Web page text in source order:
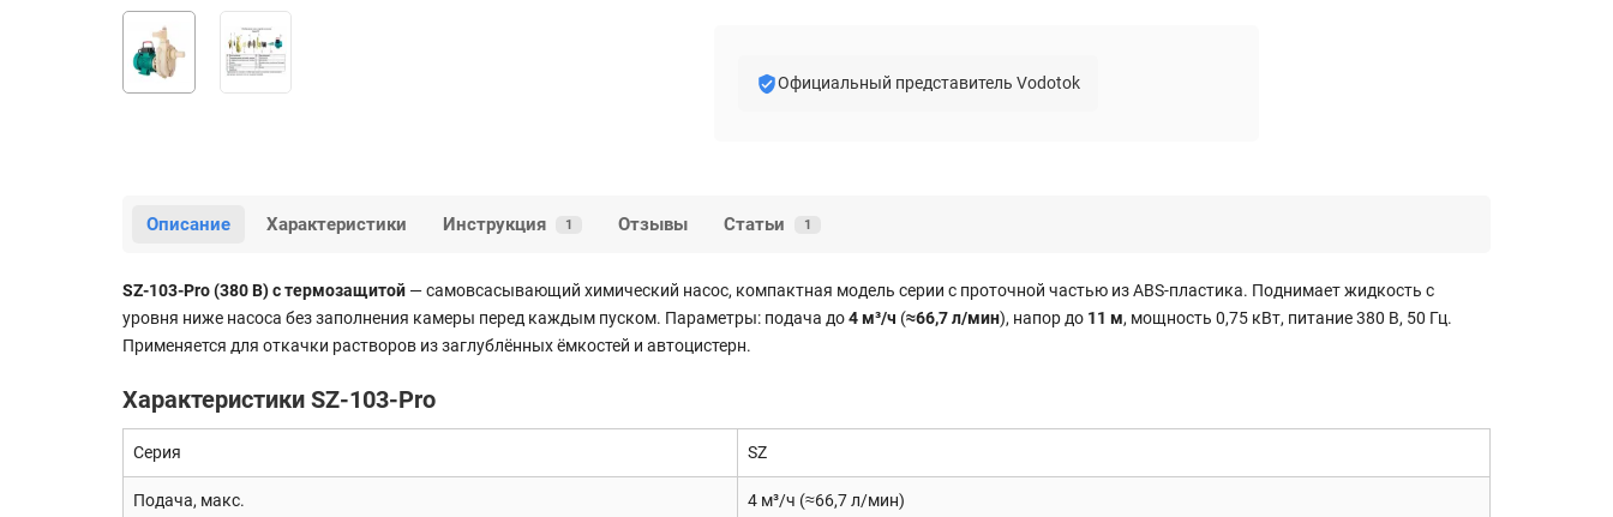
Официальный представитель Vodotok
Описание Характеристики Инструкция 1 Отзывы Статьи 1
SZ-103-Pro (380 В) с термозащитой — самовсасывающий химический насос, компактная модель серии с проточной частью из ABS-пластика. Поднимает жидкость с
уровня ниже насоса без заполнения камеры перед каждым пуском. Параметры: подача до4 м³/ч (≈66,7 л/мин), напор до 11 м, мощность 0,75 кВт, питание 380 В, 50 Гц.
Применяется для откачки растворов из заглублённых ёмкостей и автоцистерн.
Характеристики SZ-103-Pro
Серия SZ
Подача, макс. 4 м³/ч (≈66,7 л/мин)